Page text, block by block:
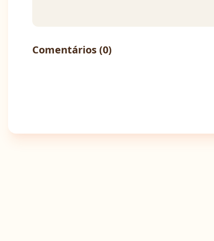
Comentários (0)